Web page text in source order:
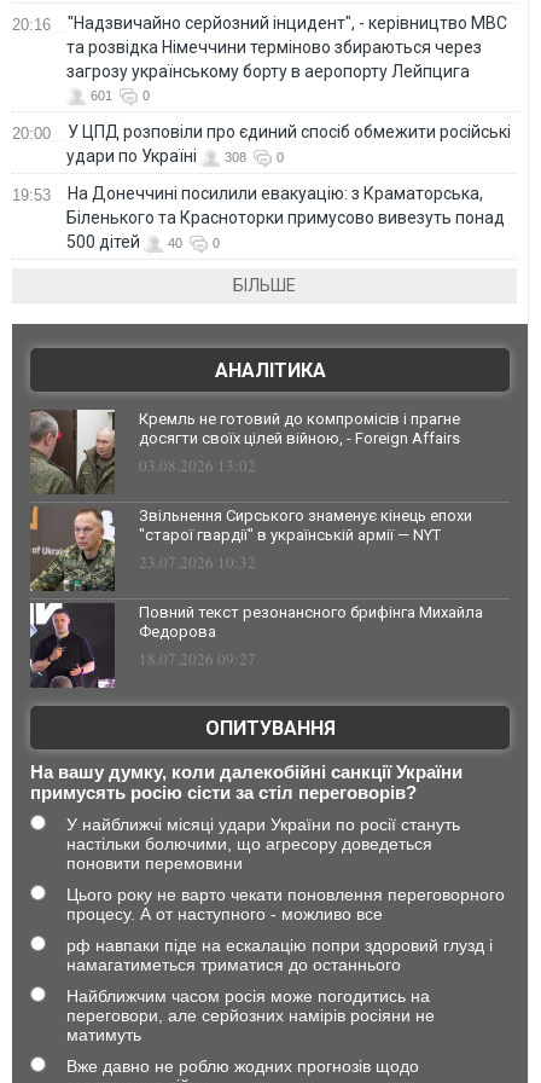
20:16
"Надзвичайно серйозний інцидент", - керівництво МВС
та розвідка Німеччини терміново збираються через
загрозу українському борту в аеропорту Лейпцига
601 0
20:00
У ЦПД розповіли про єдиний спосіб обмежити російські
удари по Україні
308 0
19:53
На Донеччині посилили евакуацію: з Краматорська,
Біленького та Красноторки примусово вивезуть понад
500 дітей
40 0
БІЛЬШЕ
АНАЛІТИКА
Кремль не готовий до компромісів і прагне
досягти своїх цілей війною, - Foreign Affairs
03.08.2026 13:02
Звільнення Сирського знаменує кінець епохи
"старої гвардії" в українській армії — NYT
23.07.2026 10:32
Повний текст резонансного брифінга Михайла
Федорова
18.07.2026 09:27
ОПИТУВАННЯ
На вашу думку, коли далекобійні санкції України
примусять росію сісти за стіл переговорів?
У найближчі місяці удари України по росії стануть
настільки болючими, що агресору доведеться
поновити перемовини
Цього року не варто чекати поновлення переговорного
процесу. А от наступного - можливо все
рф навпаки піде на ескалацію попри здоровий глузд і
намагатиметься триматися до останнього
Найближчим часом росія може погодитись на
переговори, але серйозних намірів росіяни не
матимуть
Вже давно не роблю жодних прогнозів щодо